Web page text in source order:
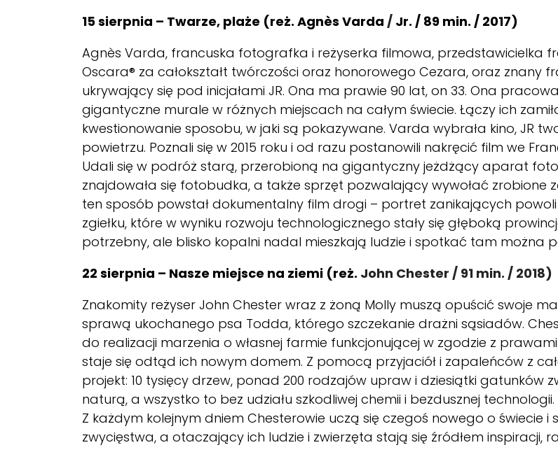
15 sierpnia – Twarze, plaże (reż. Agnès Varda / Jr. / 89 min. / 2017)
Agnès Varda, francuska fotografka i reżyserka filmowa, przedstawicielka
Oscara® za całokształt twórczości oraz honorowego Cezara, oraz znany
ukrywający się pod inicjałami JR. Ona ma prawie 90 lat, on 33. Ona
gigantyczne murale w różnych miejscach na całym świecie. Łączy ich
kwestionowanie sposobu, w jaki są pokazywane. Varda wybrała kino, JR
powietrzu. Poznali się w 2015 roku i od razu postanowili nakręcić film we
Udali się w podróż starą, przerobioną na gigantyczny jeżdżący aparat
znajdowała się fotobudka, a także sprzęt pozwalający wywołać zrobione
ten sposób powstał dokumentalny film drogi – portret zanikających
zgiełku, które w wyniku rozwoju technologicznego stały się głęboką
potrzebny, ale blisko kopalni nadal mieszkają ludzie i spotkać tam można
22 sierpnia – Nasze miejsce na ziemi (reż. John Chester / 91 min. / 2018)
Znakomity reżyser John Chester wraz z żoną Molly muszą opuścić swoje
sprawą ukochanego psa Todda, którego szczekanie drażni sąsiadów.
do realizacji marzenia o własnej farmie funkcjonującej w zgodzie z
staje się odtąd ich nowym domem. Z pomocą przyjaciół i zapaleńców z
projekt: 10 tysięcy drzew, ponad 200 rodzajów upraw i dziesiątki gatunków
naturą, a wszystko to bez udziału szkodliwej chemii i bezdusznej technologii.
Z każdym kolejnym dniem Chesterowie uczą się czegoś nowego o świecie i
zwycięstwa, a otaczający ich ludzie i zwierzęta stają się źródłem inspiracji,